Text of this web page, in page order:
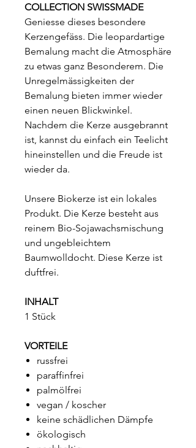
COLLECTION SWISSMADE
Geniesse dieses besondere
Kerzengefäss. Die leopardartige
Bemalung macht die Atmosphäre
zu etwas ganz Besonderem. Die
Unregelmässigkeiten der
Bemalung bieten immer wieder
einen neuen Blickwinkel.
Nachdem die Kerze ausgebrannt
ist, kannst du einfach ein Teelicht
hineinstellen und die Freude ist
wieder da.
Unsere Biokerze ist ein lokales
Produkt. Die Kerze besteht aus
reinem Bio-Sojawachsmischung
und ungebleichtem
Baumwolldocht. Diese Kerze ist
duftfrei.
INHALT
1 Stück
VORTEILE
russfrei
paraffinfrei
palmölfrei
vegan / koscher
keine schädlichen Dämpfe
ökologisch